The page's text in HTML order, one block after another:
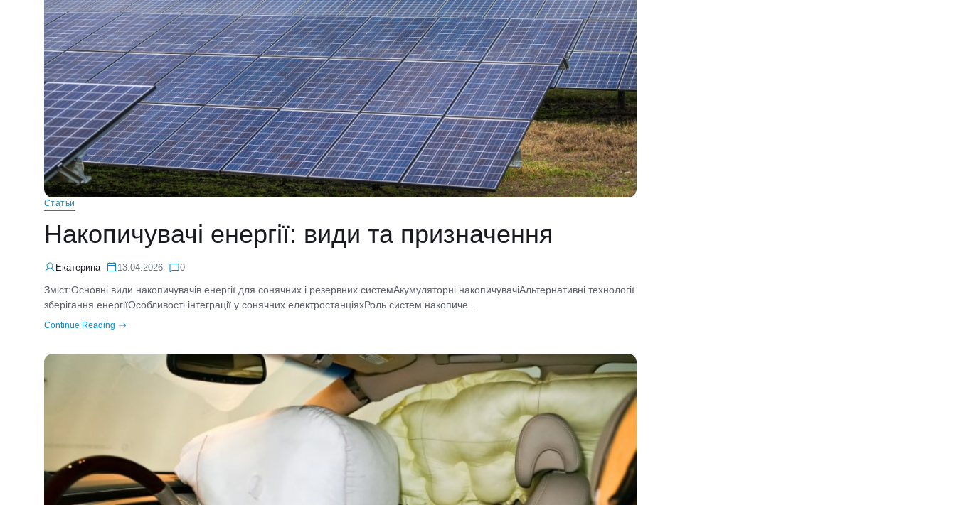
Статьи
Накопичувачі енергії: види та призначення
Екатерина 13.04.2026 0
Зміст:Основні види накопичувачів енергії для сонячних і резервних системАкумуляторні накопичувачіАльтернативні технології
зберігання енергіїОсобливості інтеграції у сонячних електростанціяхРоль систем накопиче...
Continue Reading